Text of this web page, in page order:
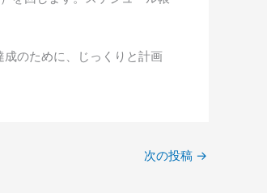
のために、じっくりと計画
次の投稿 →